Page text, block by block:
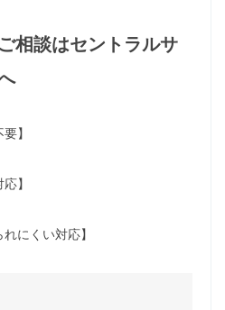
相談はセントラルサ
】
】
にくい対応】